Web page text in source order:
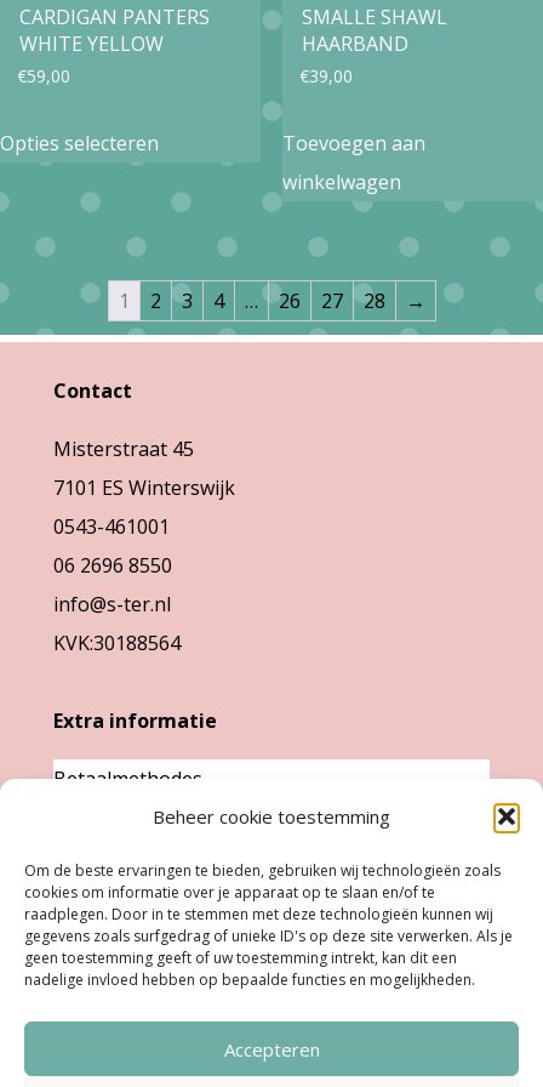
Beheer cookie toestemming
Om de beste ervaringen te bieden, gebruiken wij technologieën zoals
cookies om informatie over je apparaat op te slaan en/of te
raadplegen. Door in te stemmen met deze technologieën kunnen wij
gegevens zoals surfgedrag of unieke ID's op deze site verwerken. Als je
geen toestemming geeft of uw toestemming intrekt, kan dit een
nadelige invloed hebben op bepaalde functies en mogelijkheden.
Accepteren
productpagina
de
CARDIGAN PANTERS
WHITE YELLOW
€59,00
Opties selecteren
product
heeft
meerdere
variaties.
Deze
SMALLE SHAWL
HAARBAND
€39,00
Toevoegen aan
winkelwagen
1 2 3 4 … 26 27 28 →
Contact
Misterstraat 45
7101 ES Winterswijk
0543-461001
06 2696 8550
info@s-ter.nl
KVK:30188564
Extra informatie
Betaalmethodes
Garantie & klachten
verzendkosten
Retourneren
Openingstijden